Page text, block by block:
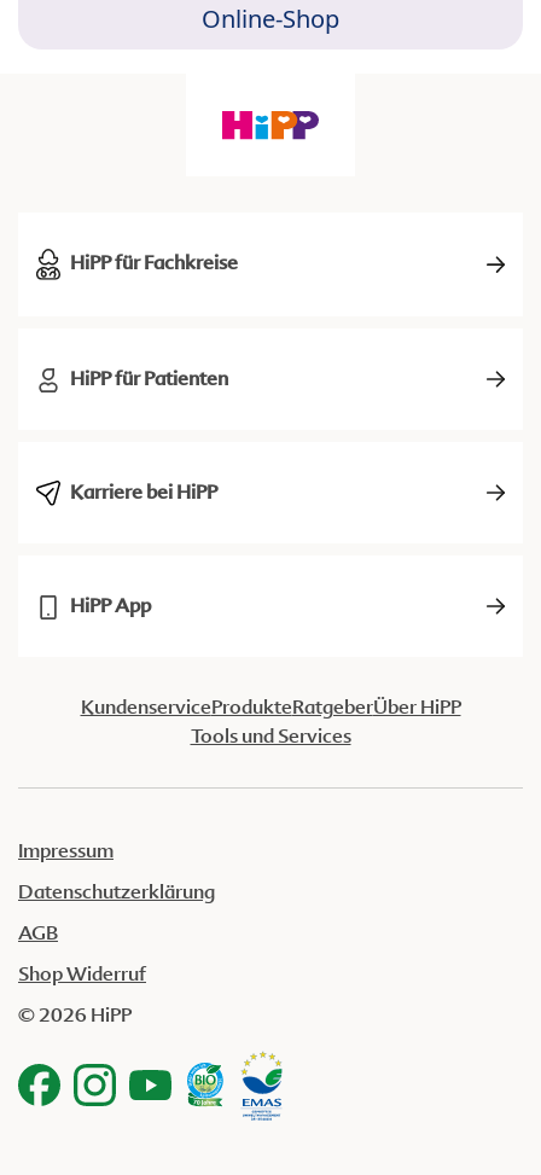
Online-Shop
HiPP für Fachkreise
HiPP für Patienten
Karriere bei HiPP
HiPP App
KundenserviceProdukteRatgeberÜber HiPP
Tools und Services
Impressum
Datenschutzerklärung
AGB
Shop Widerruf
© 2026 HiPP